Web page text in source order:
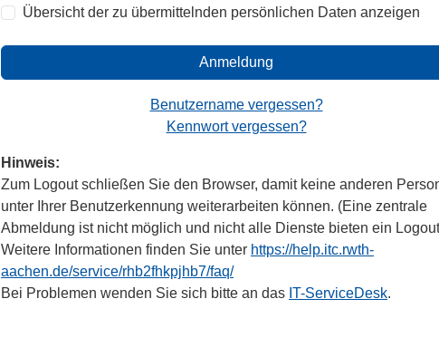
Übersicht der zu übermittelnden persönlichen Daten anzeigen
Anmeldung
Benutzername vergessen?
Kennwort vergessen?
Hinweis:
Zum Logout schließen Sie den Browser, damit keine anderen
unter Ihrer Benutzerkennung weiterarbeiten können. (Eine zentrale
Abmeldung ist nicht möglich und nicht alle Dienste bieten ein
Weitere Informationen finden Sie unter https://help.itc.rwth-
aachen.de/service/rhb2fhkpjhb7/faq/
Bei Problemen wenden Sie sich bitte an das IT-ServiceDesk.